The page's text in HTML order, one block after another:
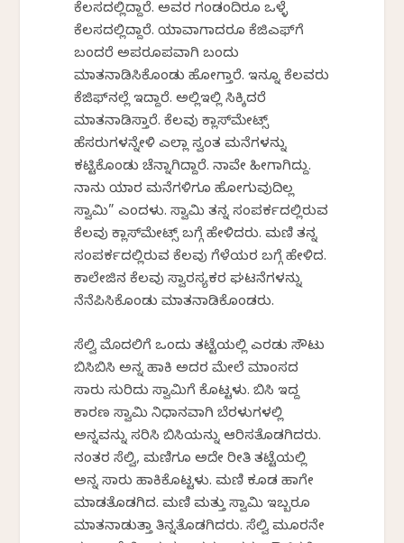
ಕೆಲಸದಲ್ಲಿದ್ದಾರೆ. ಅವರ ಗಂಡಂದಿರೂ ಒಳ್ಳೆ
ಕೆಲಸದಲ್ಲಿದ್ದಾರೆ. ಯಾವಾಗಾದರೂ ಕೆಜಿಎಫ್‌ಗೆ
ಬಂದರೆ ಅಪರೂಪವಾಗಿ ಬಂದು
ಮಾತನಾಡಿಸಿಕೊಂಡು ಹೋಗ್ತಾರೆ. ಇನ್ನೂ ಕೆಲವರು
ಕೆಜಿಫ್‌ನಲ್ಲೆ ಇದ್ದಾರೆ. ಅಲ್ಲಿಇಲ್ಲಿ ಸಿಕ್ಕಿದರೆ
ಮಾತನಾಡಿಸ್ತಾರೆ. ಕೆಲವು ಕ್ಲಾಸ್‌ಮೇಟ್ಸ್
ಹೆಸರುಗಳನ್ನೇಳಿ ಎಲ್ಲಾ ಸ್ವಂತ ಮನೆಗಳನ್ನು
ಕಟ್ಟಿಕೊಂಡು ಚೆನ್ನಾಗಿದ್ದಾರೆ. ನಾವೇ ಹೀಗಾಗಿದ್ದು.
ನಾನು ಯಾರ ಮನೆಗಳಿಗೂ ಹೋಗುವುದಿಲ್ಲ
ಸ್ವಾಮಿ” ಎಂದಳು. ಸ್ವಾಮಿ ತನ್ನ ಸಂಪರ್ಕದಲ್ಲಿರುವ
ಕೆಲವು ಕ್ಲಾಸ್‌ಮೇಟ್ಸ್ ಬಗ್ಗೆ ಹೇಳಿದರು. ಮಣಿ ತನ್ನ
ಸಂಪರ್ಕದಲ್ಲಿರುವ ಕೆಲವು ಗೆಳೆಯರ ಬಗ್ಗೆ ಹೇಳಿದ.
ಕಾಲೇಜಿನ ಕೆಲವು ಸ್ವಾರಸ್ಯಕರ ಘಟನೆಗಳನ್ನು
ನೆನೆಪಿಸಿಕೊಂಡು ಮಾತನಾಡಿಕೊಂಡರು.
ಸೆಲ್ವಿ ಮೊದಲಿಗೆ ಒಂದು ತಟ್ಟೆಯಲ್ಲಿ ಎರಡು ಸೌಟು
ಬಿಸಿಬಿಸಿ ಅನ್ನ ಹಾಕಿ ಅದರ ಮೇಲೆ ಮಾಂಸದ
ಸಾರು ಸುರಿದು ಸ್ವಾಮಿಗೆ ಕೊಟ್ಟಳು. ಬಿಸಿ ಇದ್ದ
ಕಾರಣ ಸ್ವಾಮಿ ನಿಧಾನವಾಗಿ ಬೆರಳುಗಳಲ್ಲಿ
ಅನ್ನವನ್ನು ಸರಿಸಿ ಬಿಸಿಯನ್ನು ಆರಿಸತೊಡಗಿದರು.
ನಂತರ ಸೆಲ್ವಿ, ಮಣಿಗೂ ಅದೇ ರೀತಿ ತಟ್ಟೆಯಲ್ಲಿ
ಅನ್ನ ಸಾರು ಹಾಕಿಕೊಟ್ಟಳು. ಮಣಿ ಕೂಡ ಹಾಗೇ
ಮಾಡತೊಡಗಿದ. ಮಣಿ ಮತ್ತು ಸ್ವಾಮಿ ಇಬ್ಬರೂ
ಮಾತನಾಡುತ್ತಾ ತಿನ್ನತೊಡಗಿದರು. ಸೆಲ್ವಿ ಮೂರನೇ